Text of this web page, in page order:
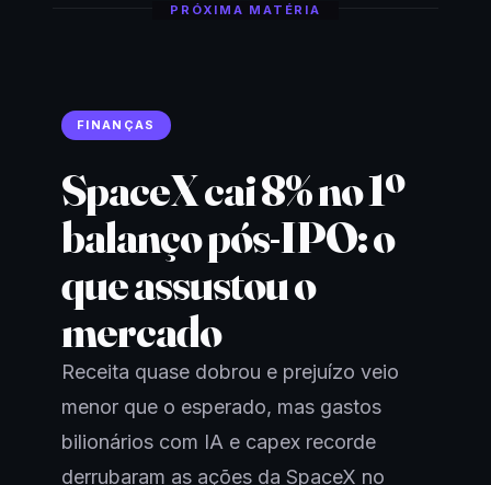
PRÓXIMA MATÉRIA
FINANÇAS
SpaceX cai 8% no 1º
balanço pós-IPO: o
que assustou o
mercado
Receita quase dobrou e prejuízo veio
menor que o esperado, mas gastos
bilionários com IA e capex recorde
derrubaram as ações da SpaceX no